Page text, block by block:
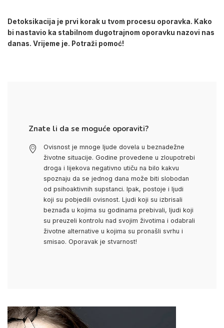
Detoksikacija je prvi korak u tvom procesu oporavka. Kako
bi nastavio ka stabilnom dugotrajnom oporavku nazovi nas
danas. Vrijeme je. Potraži pomoć!
Znate li da se moguće oporaviti?
Ovisnost je mnoge ljude dovela u beznadežne
životne situacije. Godine provedene u zloupotrebi
droga i lijekova negativno utiču na bilo kakvu
spoznaju da se jednog dana može biti slobodan
od psihoaktivnih supstanci. Ipak, postoje i ljudi
koji su pobjedili ovisnost. Ljudi koji su izbrisali
beznađa u kojima su godinama prebivali, ljudi koji
su preuzeli kontrolu nad svojim životima i odabrali
životne alternative u kojima su pronašli svrhu i
smisao. Oporavak je stvarnost!